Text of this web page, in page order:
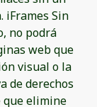
iFrames Sin
no podrá
web que
visual o la
de derechos
que elimine